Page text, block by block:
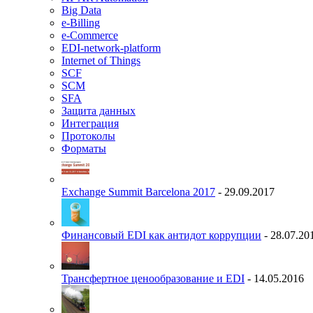
Big Data
e-Billing
e-Commerce
EDI-network-platform
Internet of Things
SCF
SCM
SFA
Защита данных
Интеграция
Протоколы
Форматы
Exchange Summit Barcelona 2017 - 29.09.2017
Финансовый EDI как антидот коррупции -
Трансфертное ценообразование и EDI - 14.05.2016